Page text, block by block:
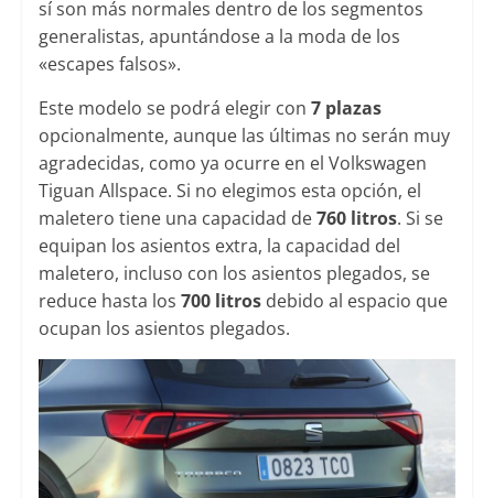
sí son más normales dentro de los segmentos
generalistas, apuntándose a la moda de los
«escapes falsos».
Este modelo se podrá elegir con 7 plazas
opcionalmente, aunque las últimas no serán muy
agradecidas, como ya ocurre en el Volkswagen
Tiguan Allspace. Si no elegimos esta opción, el
maletero tiene una capacidad de760 litros. Si se
equipan los asientos extra, la capacidad del
maletero, incluso con los asientos plegados, se
reduce hasta los 700 litrosdebido al espacio que
ocupan los asientos plegados.